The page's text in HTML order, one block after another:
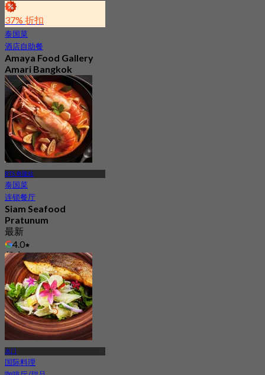
37% 折扣
泰国菜
酒店自助餐
Amaya Food Gallery
Amari Bangkok
4.6
5K 已预订
起฿ 999
BTS 奇隆站
泰国菜
连锁餐厅
Siam Seafood
Pratunum
最新
4.0
起฿ 685
水门
国际料理